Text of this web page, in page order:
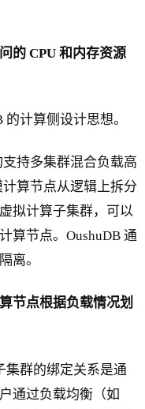
CPU 和内存资源
计算侧设计思想。
持多集群混合负载高
算节点从逻辑上拆分
拟计算子集群，可以
算节点。OushuDB 通
离。
点根据负载情况划
集群的绑定关系是通
通过负载均衡（如